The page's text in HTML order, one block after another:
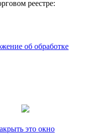
реестре:
об обработке
это окно